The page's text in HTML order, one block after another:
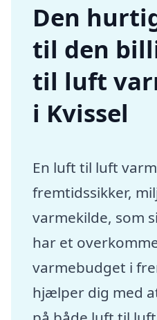
Den
til den
til luft
i Kvissel
En luft til luft
fremtidssikker,
varmekilde, som
har et
varmebudget i
hjælper dig med